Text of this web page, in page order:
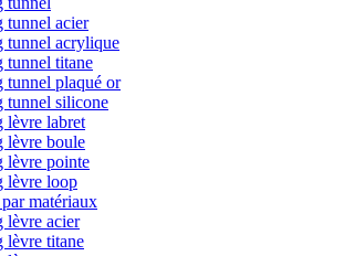
tunnel acier
tunnel acrylique
tunnel titane
tunnel plaqué or
tunnel silicone
lèvre labret
lèvre boule
lèvre pointe
lèvre loop
matériaux
lèvre acier
lèvre titane